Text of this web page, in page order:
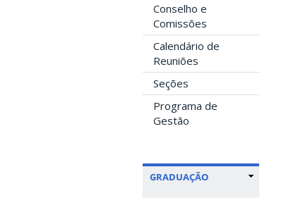
Conselho e
Comissões
Calendário de
Reuniões
Seções
Programa de
Gestão
GRADUAÇÃO